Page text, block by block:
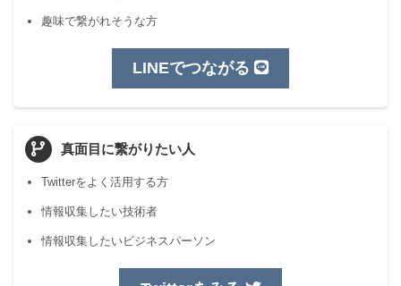
趣味で繋がれそうな方
LINEでつながる
真面目に繋がりたい人
Twitterをよく活用する方
情報収集したい技術者
情報収集したいビジネスパーソン